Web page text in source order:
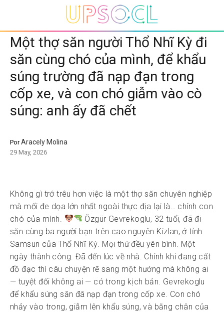
Một thợ săn người Thổ Nhĩ Kỳ đi
săn cùng chó của mình, để khẩu
súng trường đã nạp đạn trong
cốp xe, và con chó giẫm vào cò
súng: anh ấy đã chết
PorAracely Molina
29 May, 2026
Không gì trớ trêu hơn việc là một thợ săn chuyên nghiệp
mà mối đe dọa lớn nhất ngoài thực địa lại là… chính con
chó của mình.
Özgür Gevrekoglu, 32 tuổi, đã đi
săn cùng ba người bạn trên cao nguyên Kizlan, ở tỉnh
Samsun của Thổ Nhĩ Kỳ. Mọi thứ đều yên bình. Một
ngày thành công. Đã đến lúc về nhà. Chính khi đang cất
đồ đạc thì câu chuyện rẽ sang một hướng mà không ai
— tuyệt đối không ai — có trong kịch bản. Gevrekoglu
để khẩu súng săn đã nạp đạn trong cốp xe. Con chó
nhảy vào trong, giẫm lên khẩu súng, và bằng chân của